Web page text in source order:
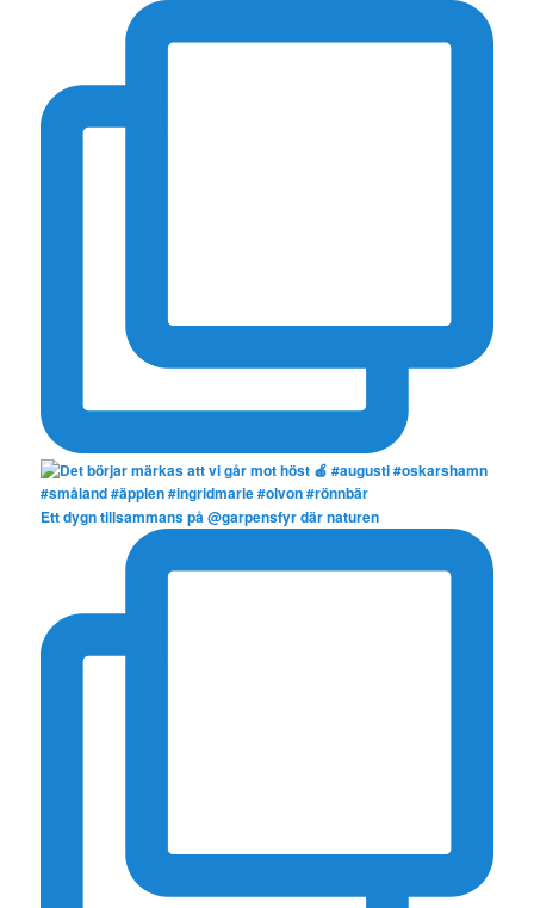
Ett dygn tillsammans på @garpensfyr där naturen